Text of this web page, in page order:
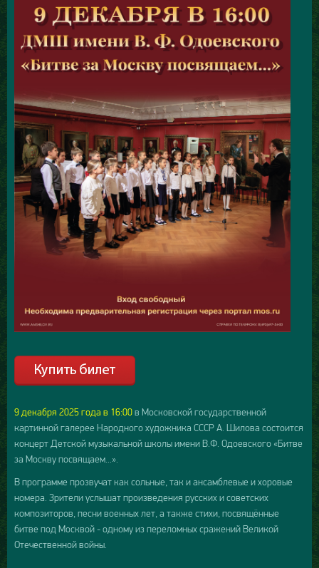
9 декабря 2025 года в 16:00в Московской государственной
картинной галерее Народного художника СССР А. Шилова состоится
концерт Детской музыкальной школы имени В.Ф. Одоевского «Битве
за Москву посвящаем...».
В программе прозвучат как сольные, так и ансамблевые и хоровые
номера. Зрители услышат произведения русских и советских
композиторов, песни военных лет, а также стихи, посвящённые
битве под Москвой - одному из переломных сражений Великой
Отечественной войны.